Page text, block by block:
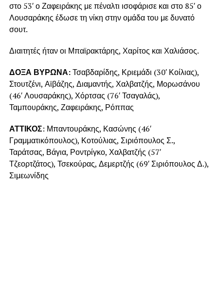
στο 53′ ο Ζαφειράκης με πέναλτι ισοφάρισε και στο 85′ ο
Λουσαράκης έδωσε τη νίκη στην ομάδα του με δυνατό
σουτ.
Διαιτητές ήταν οι Μπαϊρακτάρης, Χαρίτος και Χαλιάσος.
ΔΟΞΑ ΒΥΡΩΝΑ:Τσαβδαρίδης, Κριεμάδι (30′ Κοίλιας),
Στουτζένι, Αϊβάζης, Διαμαντής, Χαλβατζής, Μορωσάνου
(46′ Λουσαράκης), Χόρτσας (76′ Τσαγαλάς),
Ταμπουράκης, Ζαφειράκης, Ρόππας
ΑΤΤΙΚΟΣ: Μπαντουράκης, Κασώνης (46′
Γραμματικόπουλος), Κοτούλιας, Σιριόπουλος Σ.,
Ταράτσας, Βάγια, Ροντρίγκο, Χαλβατζής (57′
Τζεορτζάτος), Τσεκούρας, Δεμερτζής (69′ Σιριόπουλος Δ.),
Σιμεωνίδης